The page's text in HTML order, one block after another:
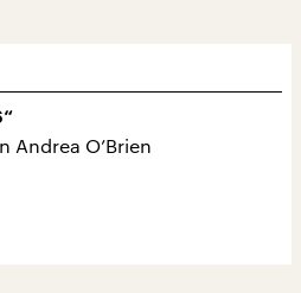
Andrea O’Brien